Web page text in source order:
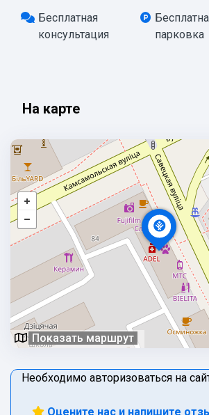
Бесплатная
консультация
парковка
На карте
Показать маршрут
Необходимо авторизоваться на
Оцените нас и напишите